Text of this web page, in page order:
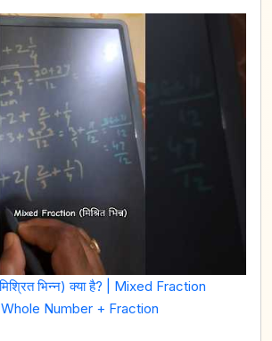
भिन्न) क्या है? | Mixed Fraction
Number + Fraction